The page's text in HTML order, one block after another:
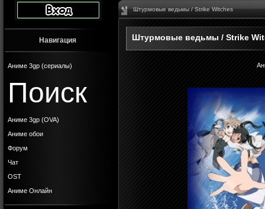
Навигация
Аниме 3gp (сериалы)
Поиск
Аниме 3gp (OVA)
Аниме обои
Форум
Чат
OST
Аниме Онлайн
Штурмовые ведьмы / Strike Witches
Штурмовые ведьмы / Strike